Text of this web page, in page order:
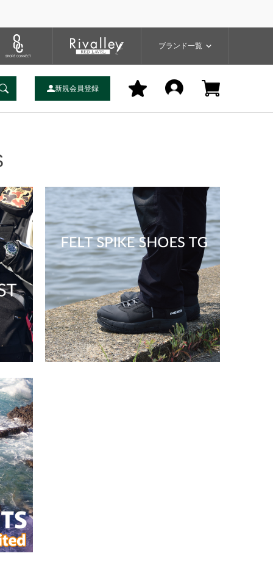
ブランド一覧
新規会員登録